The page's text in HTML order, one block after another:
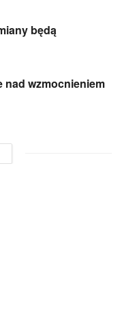
będą
nad wzmocnieniem